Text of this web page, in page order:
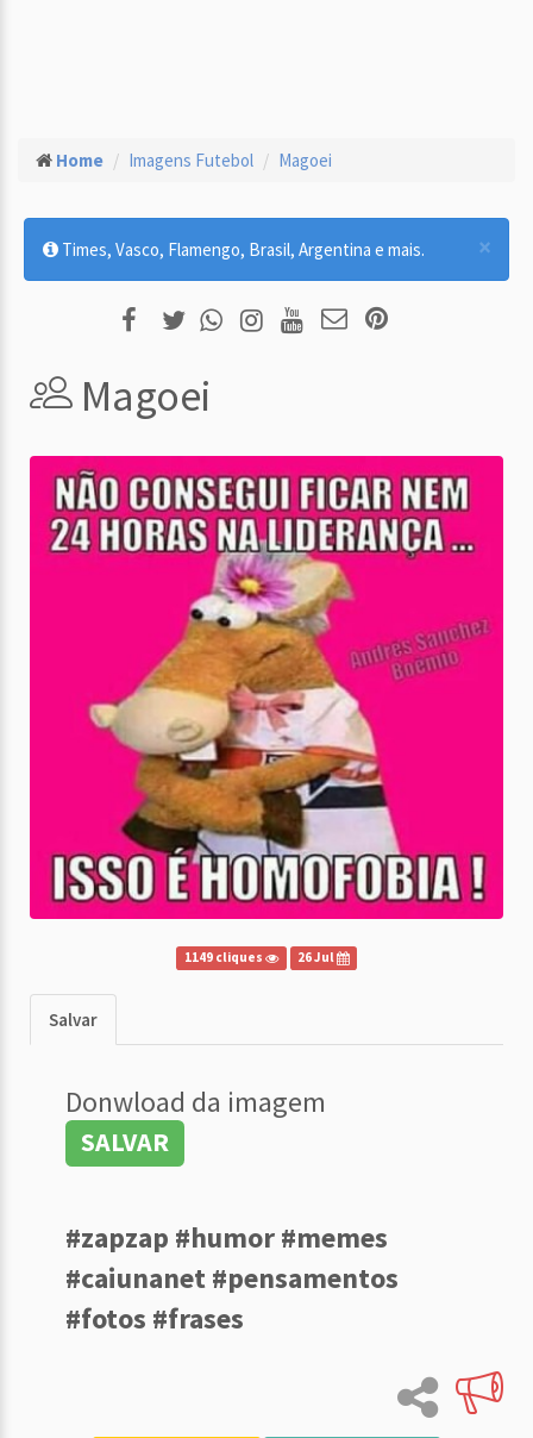
Home Imagens Futebol Magoei
×
Times, Vasco, Flamengo, Brasil, Argentina e mais.
Magoei
1149 cliques 26 Jul
Salvar
Donwload da imagem
SALVAR
#zapzap #humor #memes
#caiunanet #pensamentos
#fotos #frases